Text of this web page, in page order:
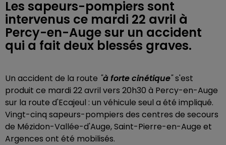
Les sapeurs-pompiers sont
intervenus ce mardi 22 avril à
Percy-en-Auge sur un accident
qui a fait deux blessés graves.
Un accident de la route "à forte cinétique"s'est
produit ce mardi 22 avril vers 20h30 à Percy-en-Auge
sur la route d'Ecajeul : un véhicule seul a été impliqué.
Vingt-cinq sapeurs-pompiers des centres de secours
de Mézidon-Vallée-d'Auge, Saint-Pierre-en-Auge et
Argences ont été mobilisés.